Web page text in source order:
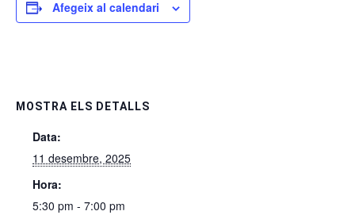
Afegeix al calendari
MOSTRA ELS DETALLS
Data:
11 desembre, 2025
Hora:
5:30 pm - 7:00 pm